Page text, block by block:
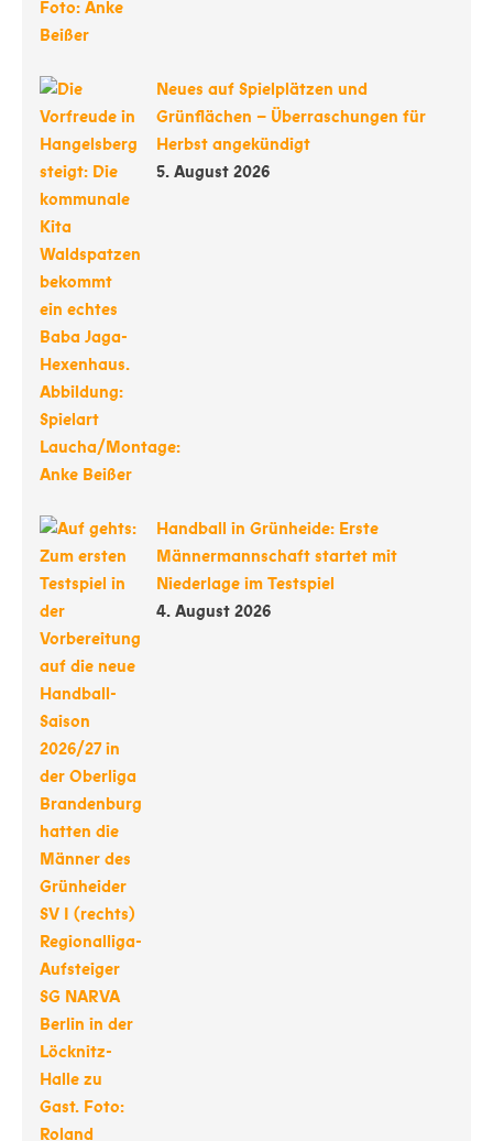
Neues auf Spielplätzen und
Grünflächen – Überraschungen für
Herbst angekündigt
5. August 2026
Handball in Grünheide: Erste
Männermannschaft startet mit
Niederlage im Testspiel
4. August 2026